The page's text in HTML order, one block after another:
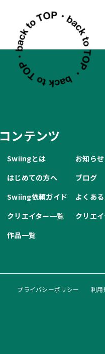
コンテンツ
Swiingとは
はじめての方へ
Swiing依頼ガイド
クリエイター一覧
作品一覧
お知らせ
ブログ
よくあ
クリエ
プライバシーポリシー 利用